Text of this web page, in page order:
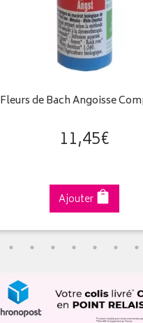
Fleurs de Bach Angoisse
11,45€
Ajouter